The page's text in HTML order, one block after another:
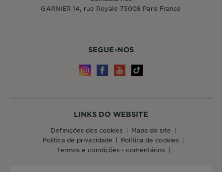
LINKS DO WEBSITE
definições dos cookies
mapa do site
política de privacidade
política de cookies
termos e condições - comentários
SEGUE-NOS
GARNIER 14, rue Royale 75008 Paris France